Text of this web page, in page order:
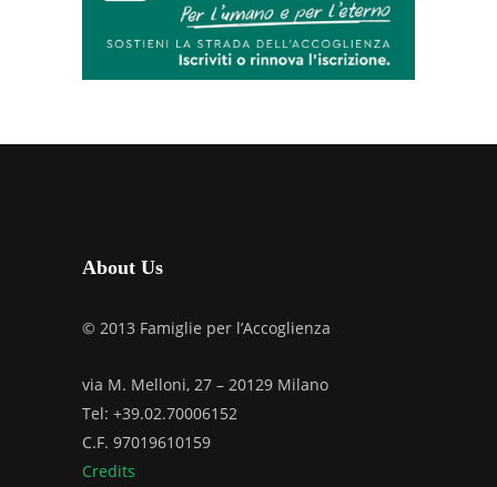
About Us
© 2013 Famiglie per l’Accoglienza
via M. Melloni, 27 – 20129 Milano
Tel: +39.02.70006152
C.F. 97019610159
Credits